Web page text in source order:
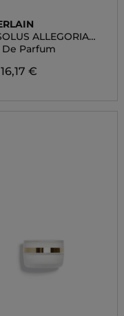
ALLEGORIA
SAHARA
De Parfum
€